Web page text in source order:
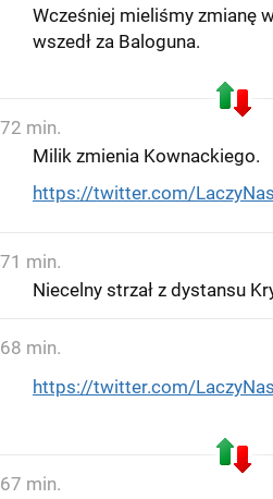
Wcześniej mieliśmy zmianę
wszedł za Baloguna.
72 min.
Milik zmienia Kownackiego.
https://twitter.com/
71 min.
Niecelny strzał z dystansu
68 min.
https://twitter.com/
67 min.